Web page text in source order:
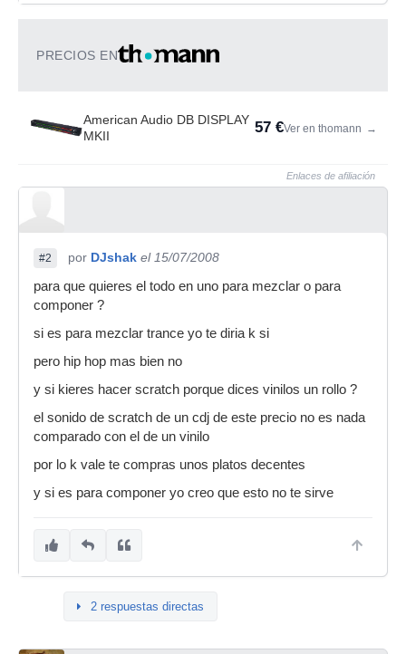
PRECIOS EN
American Audio DB DISPLAY
MKII
57 €Ver en thomann →
Enlaces de afiliación
#2 por DJshak el 15/07/2008
para que quieres el todo en uno para mezclar o para
componer ?
si es para mezclar trance yo te diria k si
pero hip hop mas bien no
y si kieres hacer scratch porque dices vinilos un rollo ?
el sonido de scratch de un cdj de este precio no es nada
comparado con el de un vinilo
por lo k vale te compras unos platos decentes
y si es para componer yo creo que esto no te sirve
2 respuestas directas